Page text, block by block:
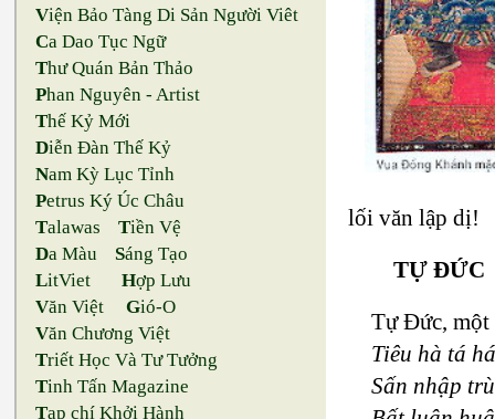
Viện Bảo Tàng Di Sản Người Viêt
Ca Dao Tục Ngữ
Thư Quán Bản Thảo
Phan Nguyên - Artist
Thế Kỷ Mới
Diễn Đàn Thế Kỷ
Nam Kỳ Lục Tỉnh
Petrus Ký Úc Châu
Talawas Tiền Vệ
Da Màu Sáng Tạo
LitViet Hợp Lưu
Văn Việt Gió-O
Văn Chương Việt
Triết Học Và Tư Tưởng
Tinh Tấn Magazine
Tạp chí Khởi Hành
lối văn lập dị!
TỰ ĐỨC
Tự Ðức, một
Tiêu hà tá
Sấn nhập